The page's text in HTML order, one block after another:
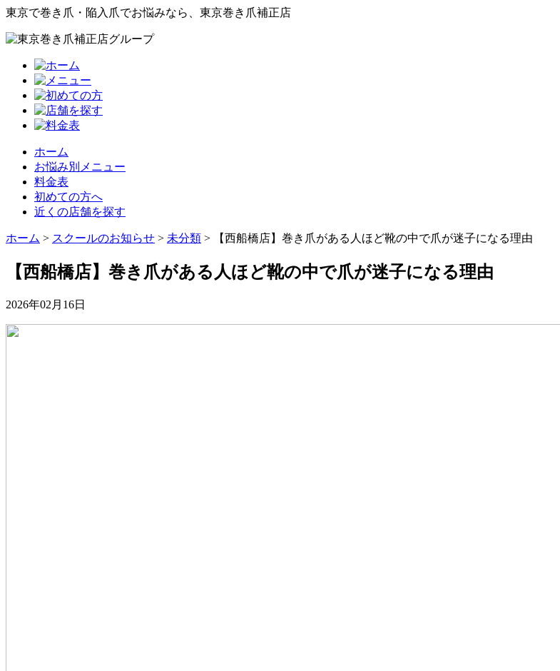
東京で巻き爪・陥入爪でお悩みなら、東京巻き爪補正店
ホーム
お悩み別メニュー
料金表
初めての方へ
近くの店舗を探す
ホーム > スクールのお知らせ > 未分類 > 【西船橋店】巻き爪がある人ほど靴の中で爪が迷子になる理由
【西船橋店】巻き爪がある人ほど靴の中で爪が迷子になる理由
2026年02月16日